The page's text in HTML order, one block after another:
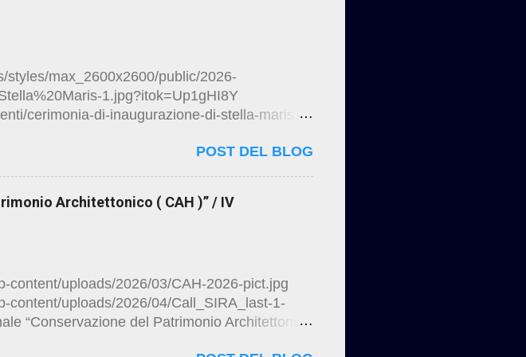
2024/12/restauri-
max_2600x2600/public/2026-
1.jpg?itok=Up1gHI8Y
cerimonia-di-inaugurazione-di-stella-maris
collettività come polo didattico dell'Università
video/2026/07/riapertura-stella-maris-
dannunzio-montesilvano-422f0704-acc0-4b79-
wp-
Montesilvano.jpg Visita Post Precedente
2026/03/stella-
POST DEL BLOG
Architettonico ( CAH )” / IV
content/uploads/2026/03/CAH-2026-pict.jpg
content/uploads/2026/04/Call_SIRA_last-1-
“Conservazione del Patrimonio Architettonico